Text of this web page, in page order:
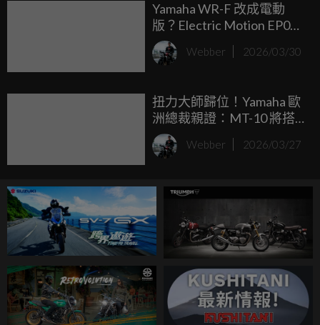
看這台 820RR 到底有哪些好料，市售版本真的強嗎？
Yamaha WR-F 改成電動
版？Electric Motion EP01
電能林道概念車現身
Webber 2026/03/30
扭力大師歸位！Yamaha 歐
洲總裁親證：MT-10 將搭
載 Euro5+ 規格強勢回歸
Webber 2026/03/27